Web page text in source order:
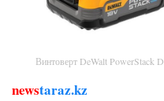
Винтоверт DeWalt
newstaraz.kz